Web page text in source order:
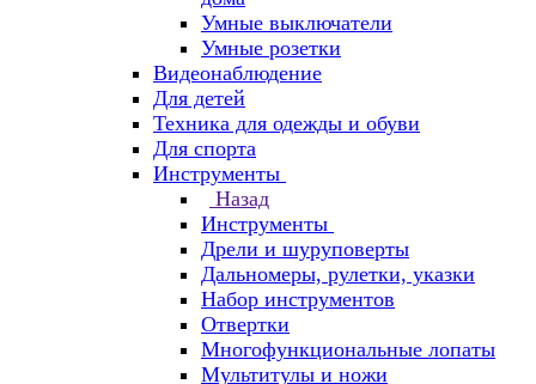
Умные выключатели
Умные розетки
Видеонаблюдение
Для детей
Техника для одежды и обуви
Для спорта
Инструменты
Назад
Инструменты
Дрели и шуруповерты
Дальномеры, рулетки, указки
Набор инструментов
Отвертки
Многофункциональные лопаты
Мультитулы и ножи